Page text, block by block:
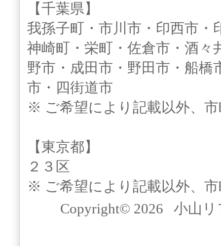
【千葉県】
我孫子町・市川市・印西市・
神崎町・栄町・佐倉市・酒々
野市・成田市・野田市・船橋
市・四街道市
※ ご希望により記載以外、
【東京都】
２３区
※ ご希望により記載以外、
Copyright© 2026 小山